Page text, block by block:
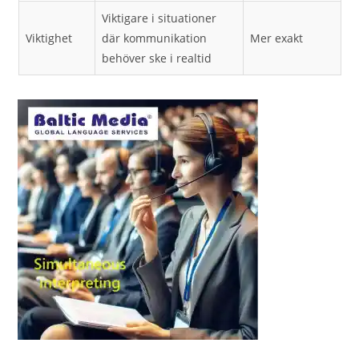
Viktighet
Viktigare i situationer
där kommunikation
behöver ske i realtid
Mer exakt